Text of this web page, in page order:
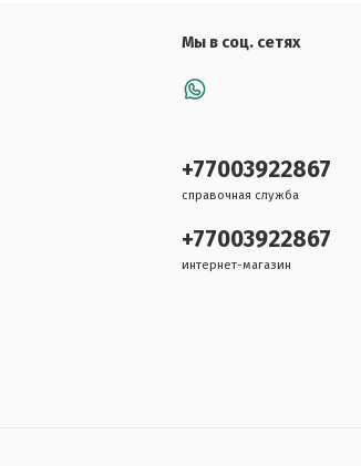
Мы в соц. сетях
+77003922867
справочная служба
+77003922867
интернет-магазин